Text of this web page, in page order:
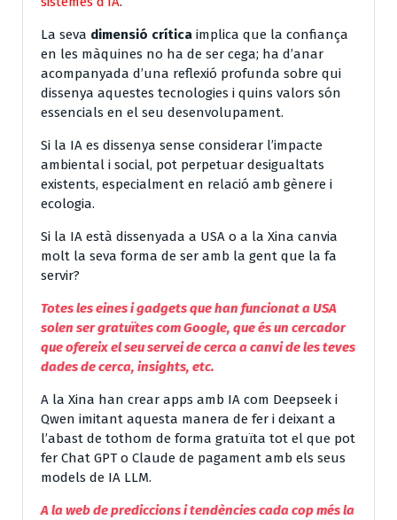
La seva dimensió crítica implica que la confiança
en les màquines no ha de ser cega; ha d’anar
acompanyada d’una reflexió profunda sobre qui
dissenya aquestes tecnologies i quins valors són
essencials en el seu desenvolupament.
Si la IA es dissenya sense considerar l’impacte
ambiental i social, pot perpetuar desigualtats
existents, especialment en relació amb gènere i
ecologia.
Si la IA està dissenyada a USA o a la Xina canvia
molt la seva forma de ser amb la gent que la fa
servir?
Totes les eines i gadgets que han funcionat a USA
solen ser gratuïtes com Google, que és un cercador
que ofereix el seu servei de cerca a canvi de les teves
dades de cerca, insights, etc.
A la Xina han crear apps amb IA com Deepseek i
Qwen imitant aquesta manera de fer i deixant a
l’abast de tothom de forma gratuïta tot el que pot
fer Chat GPT o Claude de pagament amb els seus
models de IA LLM.
A la web de prediccions i tendències cada cop més la